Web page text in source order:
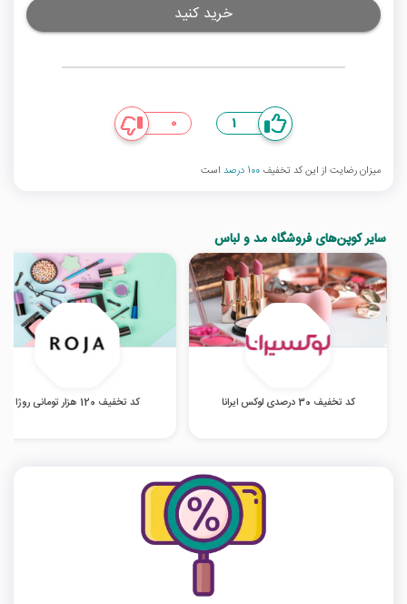
خرید کنید
1
0
میزان رضایت از این کد تخفیف 100 درصد است
سایر کوپن‌های فروشگاه مد و لباس
کد تخفیف 30 درصدی لوکس ایرانا کد تخفیف 120 هزار تومانی روژا